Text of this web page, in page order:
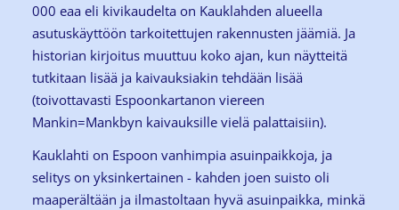
000 eaa eli kivikaudelta on Kauklahden alueella
asutuskäyttöön tarkoitettujen rakennusten jäämiä. Ja
historian kirjoitus muuttuu koko ajan, kun näytteitä
tutkitaan lisää ja kaivauksiakin tehdään lisää
(toivottavasti Espoonkartanon viereen
Mankin=Mankbyn kaivauksille vielä palattaisiin).
Kauklahti on Espoon vanhimpia asuinpaikkoja, ja
selitys on yksinkertainen - kahden joen suisto oli
maaperältään ja ilmastoltaan hyvä asuinpaikka, minkä